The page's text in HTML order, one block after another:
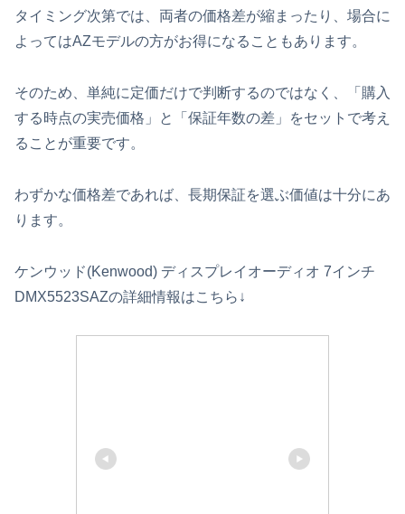
タイミング次第では、両者の価格差が縮まったり、場合に
よってはAZモデルの方がお得になることもあります。
そのため、単純に定価だけで判断するのではなく、「購入
する時点の実売価格」と「保証年数の差」をセットで考え
ることが重要です。
わずかな価格差であれば、長期保証を選ぶ価値は十分にあ
ります。
ケンウッド(Kenwood) ディスプレイオーディオ 7インチ
DMX5523SAZの詳細情報はこちら↓